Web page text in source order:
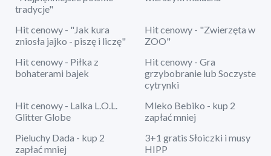
tradycje"
Hit cenowy - "Jak kura
zniosła jajko - piszę i liczę"
Hit cenowy - "Zwierzęta w
ZOO"
Hit cenowy - Piłka z
bohaterami bajek
Hit cenowy - Gra
grzybobranie lub Soczyste
cytrynki
Hit cenowy - Lalka L.O.L.
Glitter Globe
Mleko Bebiko - kup 2
zapłać mniej
Pieluchy Dada - kup 2
zapłać mniej
3+1 gratis Słoiczki i musy
HIPP